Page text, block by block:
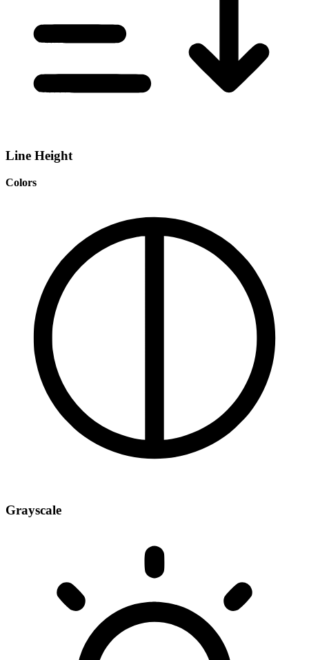
Line Height
Colors
Grayscale